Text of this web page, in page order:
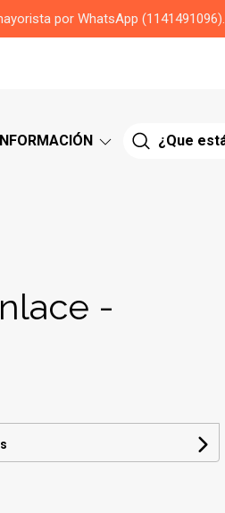
por WhatsApp (1141491096).
-